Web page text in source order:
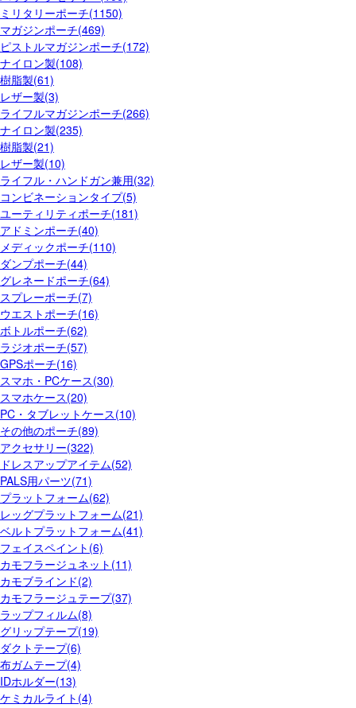
ミリタリーポーチ(1150)
マガジンポーチ(469)
ピストルマガジンポーチ(172)
ナイロン製(108)
樹脂製(61)
レザー製(3)
ライフルマガジンポーチ(266)
ナイロン製(235)
樹脂製(21)
レザー製(10)
ライフル・ハンドガン兼用(32)
コンビネーションタイプ(5)
ユーティリティポーチ(181)
アドミンポーチ(40)
メディックポーチ(110)
ダンプポーチ(44)
グレネードポーチ(64)
スプレーポーチ(7)
ウエストポーチ(16)
ボトルポーチ(62)
ラジオポーチ(57)
GPSポーチ(16)
スマホ・PCケース(30)
スマホケース(20)
PC・タブレットケース(10)
その他のポーチ(89)
アクセサリー(322)
ドレスアップアイテム(52)
PALS用パーツ(71)
プラットフォーム(62)
レッグプラットフォーム(21)
ベルトプラットフォーム(41)
フェイスペイント(6)
カモフラージュネット(11)
カモブラインド(2)
カモフラージュテープ(37)
ラップフィルム(8)
グリップテープ(19)
ダクトテープ(6)
布ガムテープ(4)
IDホルダー(13)
ケミカルライト(4)